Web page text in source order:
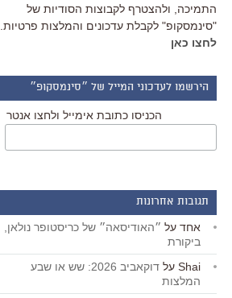
התמיכה, ולהצטרף לקבוצות הסודיות של
"סינמסקופ" לקבלת עדכונים והמלצות פרטיות.
לחצו כאן
הירשמו לעדכוני המייל של ״סינמסקופ״
הכניסו כתובת אימייל ולחצו אנטר
תגובות אחרונות
אחד על ״האודיסאה״ של כריסטופר נולאן,
ביקורת
Shai על
דוקאביב 2026: שש או שבע
המלצות